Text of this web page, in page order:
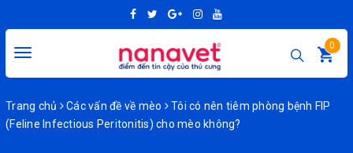
Toggle
0
Trang chủ Các vấn đề về mèo
Tôi có nên tiêm phòng bệnh FIP
(Feline Infectious Peritonitis) cho mèo không?